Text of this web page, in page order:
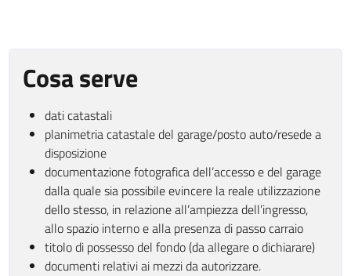
Cosa serve
dati catastali
planimetria catastale del garage/posto auto/resede a
disposizione
documentazione fotografica dell’accesso e del garage
dalla quale sia possibile evincere la reale utilizzazione
dello stesso, in relazione all’ampiezza dell’ingresso,
allo spazio interno e alla presenza di passo carraio
titolo di possesso del fondo (da allegare o dichiarare)
documenti relativi ai mezzi da autorizzare.